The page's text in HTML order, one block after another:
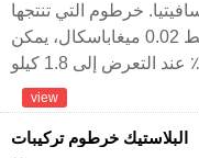
و سافيتيا. خرطوم التي تنتجها
الشركة لديها مقاومة للتوتر. تحت ضغط 0.02 ميغاباسكال، يمكن
view
البلاستيك خرطوم تركيبات